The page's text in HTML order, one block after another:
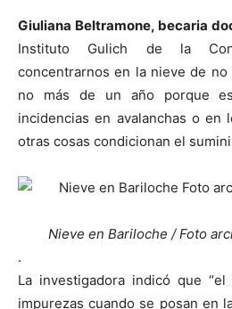
Giuliana Beltramone, becaria
Instituto Gulich de la
concentrarnos en la nieve de
no más de un año porque
incidencias en avalanchas o en
otras cosas condicionan el
Nieve en Bariloche / Foto
.
La investigadora indicó que
impurezas cuando se posan en